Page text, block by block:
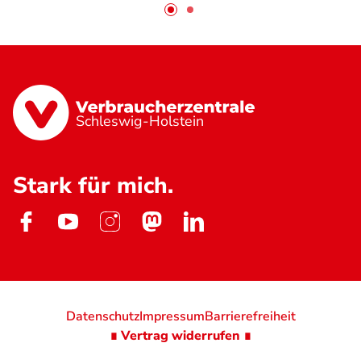
Schleswig-Holstein
Stark für mich.
DatenschutzImpressumBarrierefreiheit
∎ Vertrag widerrufen ∎